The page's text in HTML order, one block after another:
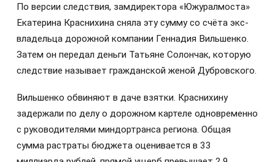
По версии следствия, замдиректора «Южуралмоста»
Екатерина Краснихина сняла эту сумму со счёта экс-
владельца дорожной компании Геннадия Вильшенко.
Затем он передал деньги Татьяне Солончак, которую
следствие называет гражданской женой Дубровского.
Вильшенко обвиняют в даче взятки. Краснихину
задержали по делу о дорожном картеле одновременно
с руководителями миндортранса региона. Общая
сумма растраты бюджета оценивается в 33